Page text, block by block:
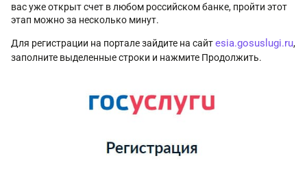
вас уже открыт счет в любом российском банке, пройти этот
этап можно за несколько минут.
Для регистрации на портале зайдите на сайтesia.gosuslugi.ru,
заполните выделенные строки и нажмите Продолжить.